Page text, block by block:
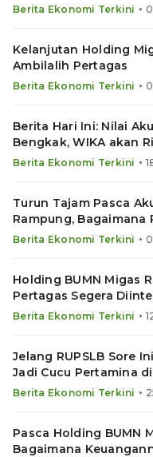
Berita Ekonomi Terkini •
Kelanjutan Holding
Ambilalih Pertagas
Berita Ekonomi Terkini •
Berita Hari Ini: Nilai
Bengkak, WIKA akan
Berita Ekonomi Terkini •
Turun Tajam Pasca
Rampung, Bagaimana
Berita Ekonomi Terkini •
Holding BUMN Migas
Pertagas Segera
Berita Ekonomi Terkini •
Jelang RUPSLB Sore
Jadi Cucu Pertamina
Berita Ekonomi Terkini •
Pasca Holding BUMN
Bagaimana